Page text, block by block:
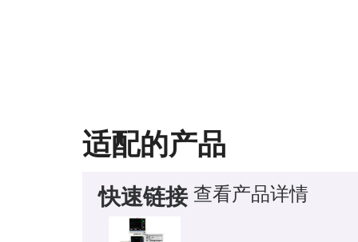
适配的产品
快速链接 查看产品详情